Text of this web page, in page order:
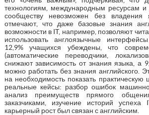
технологиям, международным ресурсам
сообществу невозможен без
отмечают, что даже базовые знания
возможности в IT, например, позволяют
использовать англоязычные
12,9% учащихся убеждены, что
(автоматические переводчики,
снижают зависимость от знания языка, а
можно работать без знания английского.
на необходимость показать практическую
реальные кейсы: разбор ошибок
анализ преимуществ прямого
заказчиками, изучение историй успеха
карьерный рост был связан с английским.